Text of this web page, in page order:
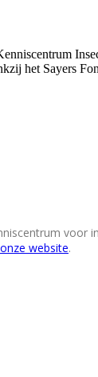
het Sayers
website.